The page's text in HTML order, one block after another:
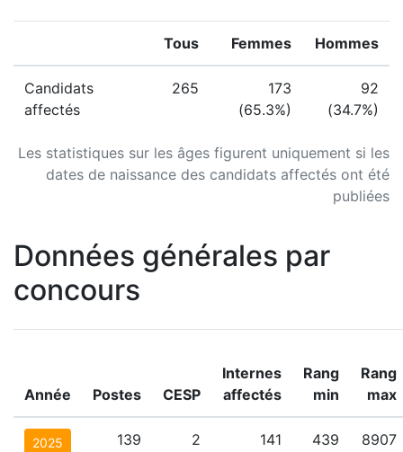
Les statistiques sur les âges figurent uniquement si les
dates de naissance des candidats affectés ont été
publiées
Tous Femmes Hommes
Candidats
affectés
265
173
(65.3%)
92
(34.7%)
Données générales par
concours
Année Postes CESP
Internes
affectés
Rang
min
Rang
max
2025 139 2 141 439 8907